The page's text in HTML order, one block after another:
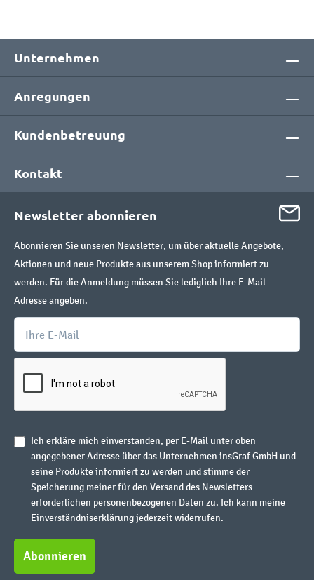
Unternehmen
Anregungen
Kundenbetreuung
Kontakt
Newsletter abonnieren
Abonnieren Sie unseren Newsletter, um über aktuelle Angebote,
Aktionen und neue Produkte aus unserem Shop informiert zu
werden. Für die Anmeldung müssen Sie lediglich Ihre E-Mail-
Adresse angeben.
Ich erkläre mich einverstanden, per E-Mail unter oben
angegebener Adresse über das Unternehmen insGraf GmbH und
seine Produkte informiert zu werden und stimme der
Speicherung meiner für den Versand des Newsletters
erforderlichen personenbezogenen Daten zu. Ich kann meine
Einverständniserklärung jederzeit widerrufen.
Abonnieren